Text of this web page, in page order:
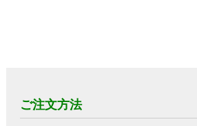
ご注文方法